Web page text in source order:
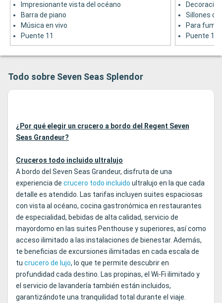
Impresionante vista del océano
Barra de piano
Música en vivo
Puente 11
Sillones
Para
Puente 11
Todo sobre Seven Seas Splendor
¿Por qué elegir un crucero a bordo del Regent Seven
Seas Grandeur?
Cruceros todo incluido ultralujo
A bordo del Seven Seas Grandeur, disfruta de una
experiencia de crucero todo incluido ultralujo en la que cada
detalle es atendido. Las tarifas incluyen suites espaciosas
con vista al océano, cocina gastronómica en restaurantes
de especialidad, bebidas de alta calidad, servicio de
mayordomo en las suites Penthouse y superiores, así como
acceso ilimitado a las instalaciones de bienestar. Además,
te beneficias de excursiones ilimitadas en cada escala de
tu crucero de lujo, lo que te permite descubrir en
profundidad cada destino. Las propinas, el Wi‑Fi ilimitado y
el servicio de lavandería también están incluidos,
garantizándote una tranquilidad total durante el viaje.